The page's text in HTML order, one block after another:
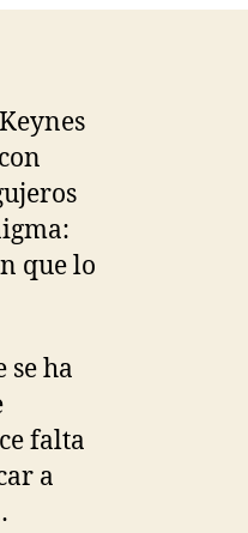
que lo
se ha
falta
a